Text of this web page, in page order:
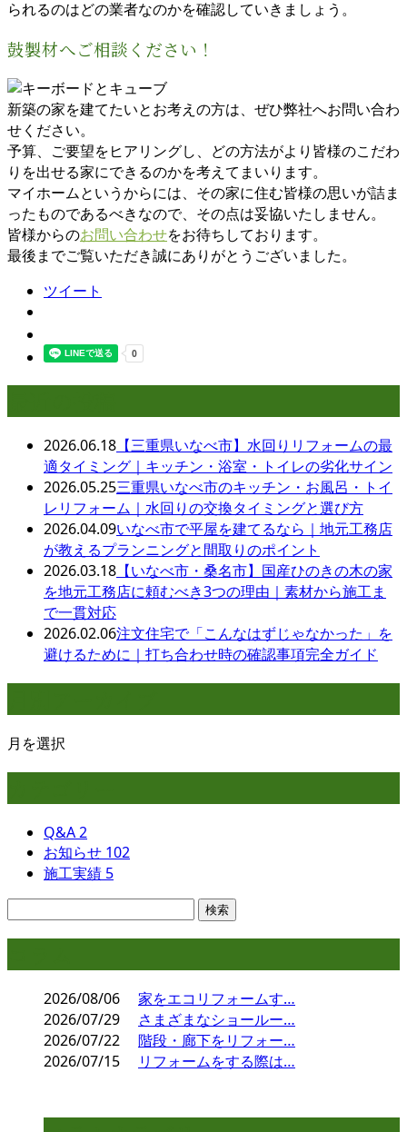
られるのはどの業者なのかを確認していきましょう。
鼓製材へご相談ください！
新築の家を建てたいとお考えの方は、ぜひ弊社へお問い合わ
せください。
予算、ご要望をヒアリングし、どの方法がより皆様のこだわ
りを出せる家にできるのかを考えてまいります。
マイホームというからには、その家に住む皆様の思いが詰ま
ったものであるべきなので、その点は妥協いたしません。
皆様からのお問い合わせをお待ちしております。
最後までご覧いただき誠にありがとうございました。
ツイート
2026.06.18 【三重県いなべ市】水回りリフォームの最
適タイミング｜キッチン・浴室・トイレの劣化サイン
2026.05.25三重県いなべ市のキッチン・お風呂・トイ
レリフォーム｜水回りの交換タイミングと選び方
2026.04.09いなべ市で平屋を建てるなら｜地元工務店
が教えるプランニングと間取りのポイント
2026.03.18 【いなべ市・桑名市】国産ひのきの木の家
を地元工務店に頼むべき3つの理由｜素材から施工ま
で一貫対応
2026.02.06注文住宅で「こんなはずじゃなかった」を
避けるために｜打ち合わせ時の確認事項完全ガイド
月を選択
Q&A2
お知らせ 102
施工実績 5
2026/08/06
家をエコリフォームす…
2026/07/29
さまざまなショールー…
2026/07/22
階段・廊下をリフォー…
2026/07/15
リフォームをする際は…